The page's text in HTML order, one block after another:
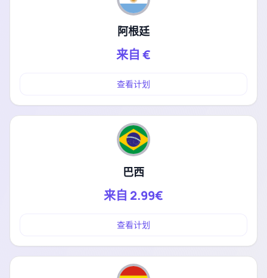
阿根廷
来自 €
查看计划
巴西
来自 2.99€
查看计划